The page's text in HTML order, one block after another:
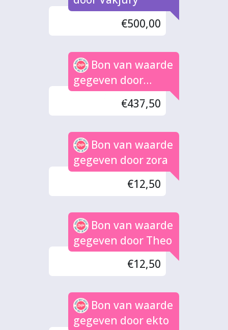
€500,00
Bon van waarde
gegeven door
Anoniem (35x)
€437,50
Bon van waarde
gegeven door zora
€12,50
Bon van waarde
gegeven door Theo
€12,50
Bon van waarde
gegeven door ekto